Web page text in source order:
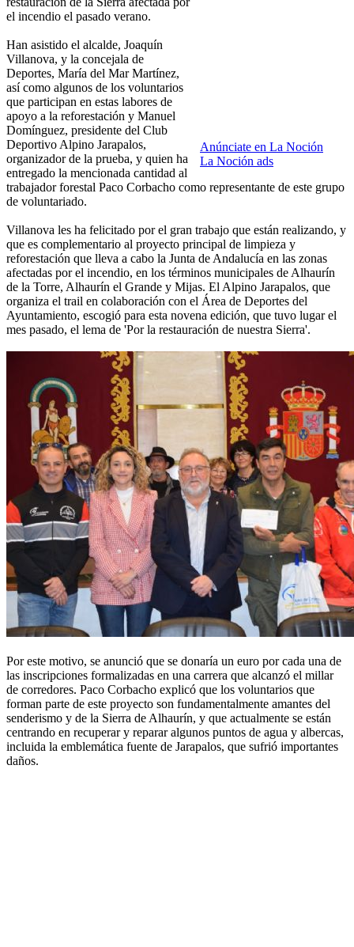
Anúnciate en La Noción
La Noción ads
el incendio el pasado verano.
Han asistido el alcalde, Joaquín
Villanova, y la concejala de
Deportes, María del Mar Martínez,
así como algunos de los voluntarios
que participan en estas labores de
apoyo a la reforestación y Manuel
Domínguez, presidente del Club
Deportivo Alpino Jarapalos,
organizador de la prueba, y quien ha
entregado la mencionada cantidad al
trabajador forestal Paco Corbacho como representante de este grupo
de voluntariado.
Villanova les ha felicitado por el gran trabajo que están realizando, y
que es complementario al proyecto principal de limpieza y
reforestación que lleva a cabo la Junta de Andalucía en las zonas
afectadas por el incendio, en los términos municipales de Alhaurín
de la Torre, Alhaurín el Grande y Mijas. El Alpino Jarapalos, que
organiza el trail en colaboración con el Área de Deportes del
Ayuntamiento, escogió para esta novena edición, que tuvo lugar el
mes pasado, el lema de 'Por la restauración de nuestra Sierra'.
Por este motivo, se anunció que se donaría un euro por cada una de
las inscripciones formalizadas en una carrera que alcanzó el millar
de corredores. Paco Corbacho explicó que los voluntarios que
forman parte de este proyecto son fundamentalmente amantes del
senderismo y de la Sierra de Alhaurín, y que actualmente se están
centrando en recuperar y reparar algunos puntos de agua y albercas,
incluida la emblemática fuente de Jarapalos, que sufrió importantes
daños.